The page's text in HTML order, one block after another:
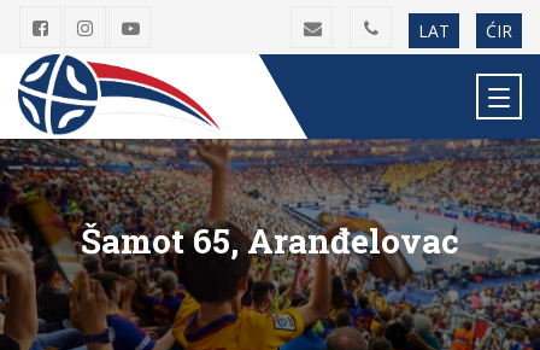
LAT ĆIR
Šamot 65, Aranđelovac